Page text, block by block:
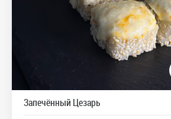
Запечённый Цезарь